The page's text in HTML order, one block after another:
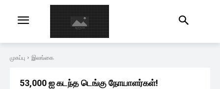
முகப்பு இலங்கை
53,000 ஐ கடந்த டெங்கு நோயாளர்கள்!